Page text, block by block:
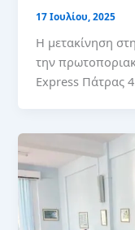
17 Ιουλίου, 2025
Η μετακίνηση
την
Express Πάτρας